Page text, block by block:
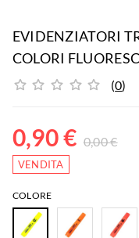
EVIDENZIATORI
COLORI
(0)
0,90€ 0,00€
VENDITA
COLORE